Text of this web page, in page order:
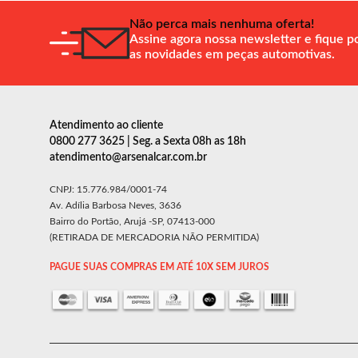
Não perca mais nenhuma oferta!
Assine agora nossa newsletter e fique
as novidades em peças automotivas.
Atendimento ao cliente
0800 277 3625 | Seg. a Sexta 08h as 18h
atendimento@arsenalcar.com.br
CNPJ: 15.776.984/0001-74
Av. Adília Barbosa Neves, 3636
Bairro do Portão, Arujá -SP, 07413-000
(RETIRADA DE MERCADORIA NÃO PERMITIDA)
PAGUE SUAS COMPRAS EM ATÉ 10X SEM JUROS